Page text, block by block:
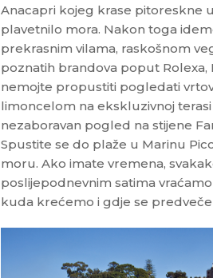
Anacapri kojeg krase pitoreskne
plavetnilo mora. Nakon toga
prekrasnim vilama, raskošnom
poznatih brandova poput Rolexa,
nemojte propustiti pogledati
limoncelom na ekskluzivnoj
nezaboravan pogled na stijene
Spustite se do plaže u Marinu
moru. Ako imate vremena,
poslijepodnevnim satima
kuda krećemo i gdje se